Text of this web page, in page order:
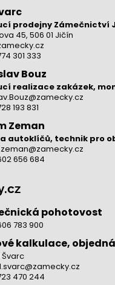
prodejny Zámečnictví
45, 506 01 Jičín
301 333
Bouz
realizace zakázek,
193 831
Zeman
autoklíčů, technik pro
656 684
pohotovost
783 900
kalkulace,
470 244